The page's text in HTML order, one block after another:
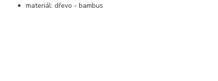
materiál: dřevo - bambus